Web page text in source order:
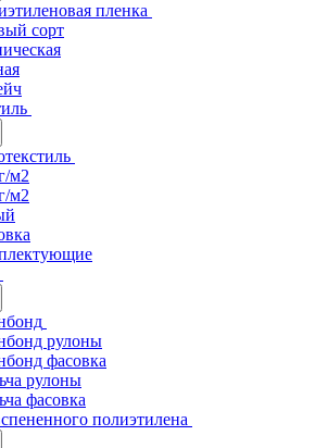
пленка
сорт
м2
м2
рулоны
фасовка
рулоны
фасовка
полиэтилена